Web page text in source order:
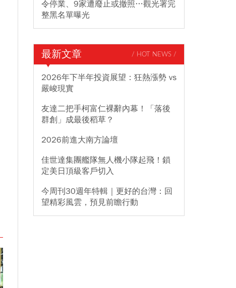
令停業、9家遭廢止或撤照…觀光署完
整黑名單曝光
最新文章 / HOT NEWS /
2026年下半年投資展望：狂熱漲勢 vs
嚴峻現實
友達二把手柯富仁裸辭內幕！「落後
群創」成最後稻草？
2026前進大南方論壇
佳世達集團艦隊無人機小隊起飛！鎖
定美日頂級客戶切入
今周刊30週年特輯｜更好的台灣：回
望精彩風雲，預見前瞻行動